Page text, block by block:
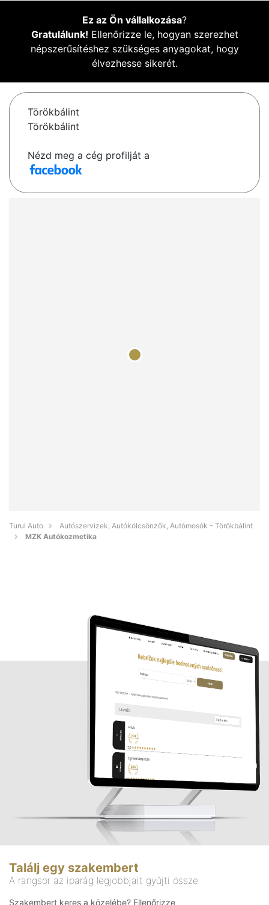
Ez az Ön vállalkozása?
Gratulálunk! Ellenőrizze le, hogyan szerezhet
népszerűsítéshez szükséges anyagokat, hogy
élvezhesse sikerét.
Törökbálint
Törökbálint
Nézd meg a cég profilját a
Turul Auto
Autószervizek, Autókölcsönzők, Autómosók - Törökbálint
MZK Autókozmetika
Találj egy szakembert
A rangsor az iparág legjobbjait gyűjti össze
Szakembert keres a közelébe? Ellenőrizze